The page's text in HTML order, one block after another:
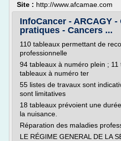
Site : http://www.afcamae.com
InfoCancer - ARCAGY -
pratiques - Cancers ...
110 tableaux permettant de
professionnelle
94 tableaux à numéro plein ;
tableaux à numéro ter
55 listes de travaux sont
sont limitatives
18 tableaux prévoient une
la nuisance.
Réparation des maladies
LE RÉGIME GENERAL DE LA